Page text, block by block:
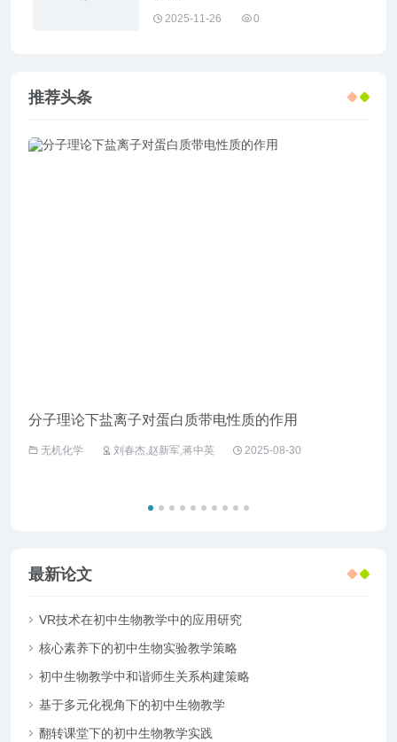
2025-11-26 0
推荐头条
分子理论下盐离子对蛋白质带电性质的作用
无机化学 刘春杰,赵新军,蒋中英 2025-08-30
最新论文
VR技术在初中生物教学中的应用研究
核心素养下的初中生物实验教学策略
初中生物教学中和谐师生关系构建策略
基于多元化视角下的初中生物教学
翻转课堂下的初中生物教学实践